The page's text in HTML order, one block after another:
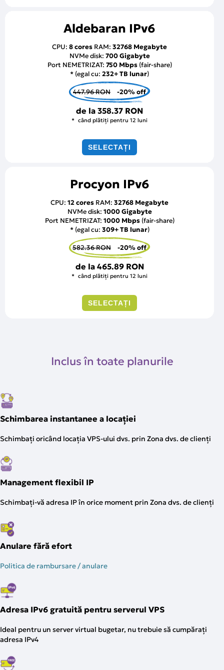
Aldebaran IPv6
CPU: 8 cores RAM: 32768 Megabyte
NVMe disk: 700 Gigabyte
Port NEMETRIZAT: 750 Mbps(fair-share)
* (egal cu: 232+ TB lunar)
447.96 RON -20% off
de la 358.37 RON
când plătiți pentru 12 luni
SELECTAȚI
Procyon IPv6
CPU: 12 cores RAM: 32768 Megabyte
NVMe disk: 1000 Gigabyte
Port NEMETRIZAT: 1000 Mbps(fair-share)
* (egal cu: 309+ TB lunar)
582.36 RON -20% off
de la 465.89 RON
când plătiți pentru 12 luni
SELECTAȚI
Inclus în toate planurile
Schimbarea instantanee a locației
Schimbați oricând locația VPS-ului dvs. prin Zona dvs. de clienți
Management flexibil IP
Schimbați-vă adresa IP în orice moment prin Zona dvs. de clienți
Anulare fără efort
Politica de rambursare / anulare
Adresa IPv6 gratuită pentru serverul VPS
Ideal pentru un server virtual bugetar, nu trebuie să cumpărați
adresa IPv4